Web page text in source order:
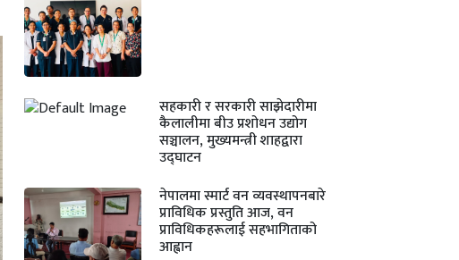
सहकारी र सरकारी साझेदारीमा
कैलालीमा बीउ प्रशोधन उद्योग
सञ्चालन, मुख्यमन्त्री शाहद्वारा
उद्घाटन
नेपालमा स्मार्ट वन व्यवस्थापनबारे
प्राविधिक प्रस्तुति आज, वन
प्राविधिकहरूलाई सहभागिताको
आह्वान